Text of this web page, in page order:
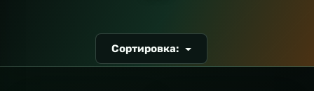
Сортировка: